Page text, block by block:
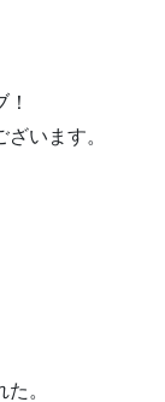
います。
。